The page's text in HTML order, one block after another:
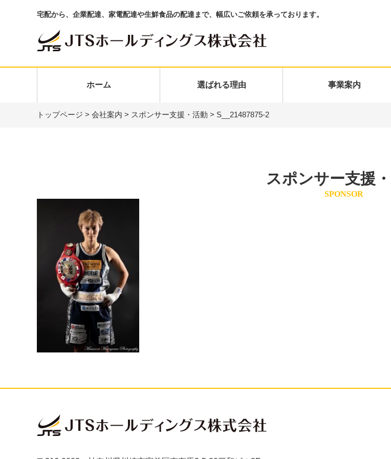
宅配から、企業配達、家電配達や生鮮食品の配達まで、幅広いご依頼を承っております。
ホーム 選ばれる理由 事業案内
トップページ > 会社案内 > スポンサー支援・活動 > S__21487875-2
スポンサー支援
SPONSOR